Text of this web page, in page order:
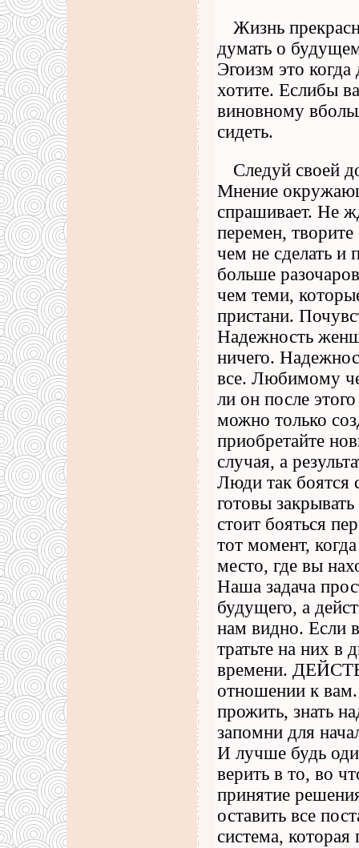
Жизнь
думать о
Эгоизм это
хотите. Еслибы
виновному
сидеть.
Следуй своей
Мнение
спрашивает. Не
перемен,
чем не сделать и
больше
чем теми,
пристани.
Надежность
ничего.
все. Любимому
ли он после
можно только
приобретайте
случая, а
Люди так боятся
готовы
стоит бояться
тот момент,
место, где вы
Наша задача
будущего, а
нам видно. Если
тратьте на них в
времени.
отношении к
прожить, знать
запомни для
И лучше будь
верить в то, во
принятие
оставить все
система,